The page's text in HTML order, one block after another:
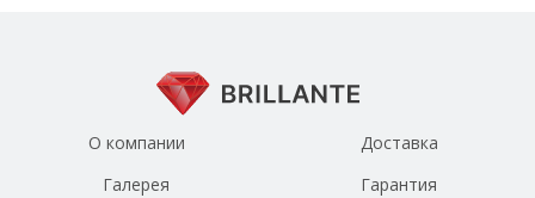
О компании
Галерея
Доставка
Гарантия